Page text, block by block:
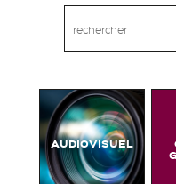
AUDIOVISUEL